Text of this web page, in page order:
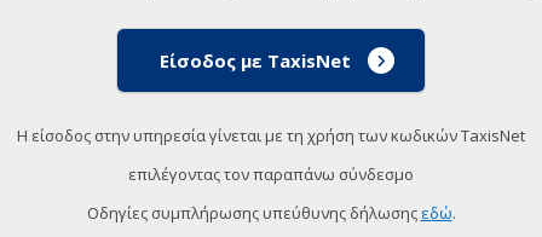
Είσοδος με TaxisNet
Η είσοδος στην υπηρεσία γίνεται με τη χρήση των κωδικών TaxisNet
επιλέγοντας τον παραπάνω σύνδεσμο
Οδηγίες συμπλήρωσης υπεύθυνης δήλωσης εδώ.